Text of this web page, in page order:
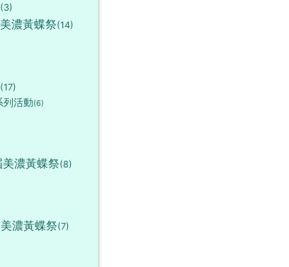
(3)
濃黃蝶祭(14)
(17)
列活動(6)
濃黃蝶祭(8)
濃黃蝶祭(7)